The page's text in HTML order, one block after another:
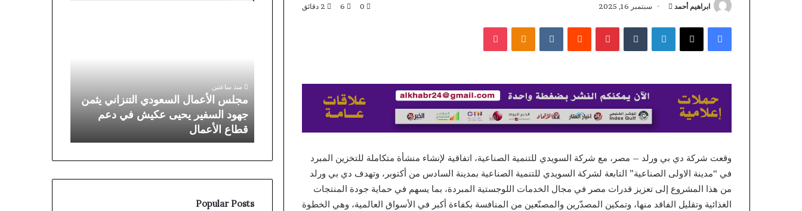
ابراهيم أحمد
أرسل
إلكترونيا
سبتمبر 16, 2025 0
6
فيسبوكX لينكدإن بينتيريست Odnoklassniki
بوكيت
وقعت شركة دي بي ورلد – مصر، مع شركة السويدي للتنمية الصناعية، اتفاقية لإنشاء منشأة متكاملة للتخزين المبرد
في “مدينة الاولى الصناعية” التابعة لشركة السويدي للتنمية الصناعية بمدينة السادس من أكتوبر، وتهدف دي بي ورلد
من هذا المشروع إلى تعزيز قدرات مصر في مجال الخدمات اللوجستية المبردة، بما يسهم في حماية جودة المنتجات
الغذائية وتقليل الفاقد منها، وتمكين المصدّرين والمصنّعين من المنافسة بكفاءة أكبر في الأسواق العالمية، وهي الخطوة
Online
Casino
a
nyeremények
világába
Magyar Online Casino
kezdőknek: lépésről lépésre a
nyeremények világába
وادواني»
التعليم
المستمر
المهني
زويل»
لبناء
القدرات
كوميونيكيشن» و«مؤسسة وادواني»
و«كلية التعليم المستمر والتطوير المهني
بمدينة زويل» لبناء القدرات الرقمية في
مجال تجربة العملاء
السفير
يحيى
عكيش
في
دعم
منذ ساعتين
مجلس الأعمال السعودي التنزاني يثمن
جهود السفير يحيى عكيش في دعم
قطاع الأعمال
لتعزيز
والتعدين
Popular Posts